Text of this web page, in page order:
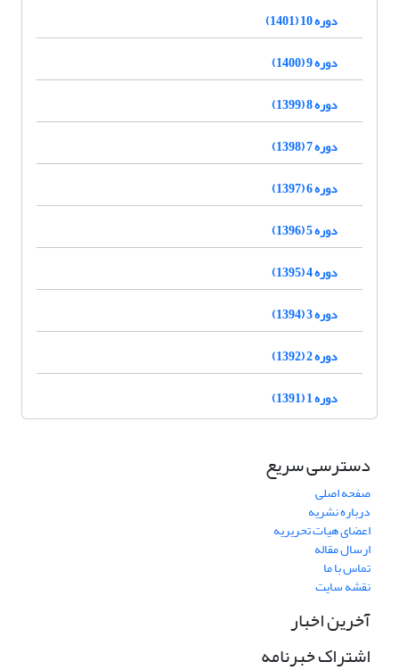
دوره 10 (1401)
دوره 9 (1400)
دوره 8 (1399)
دوره 7 (1398)
دوره 6 (1397)
دوره 5 (1396)
دوره 4 (1395)
دوره 3 (1394)
دوره 2 (1392)
دوره 1 (1391)
دسترسی سریع
صفحه اصلی
درباره نشریه
اعضای هیات تحریریه
ارسال مقاله
تماس با ما
نقشه سایت
آخرین اخبار
اشتراک خبرنامه